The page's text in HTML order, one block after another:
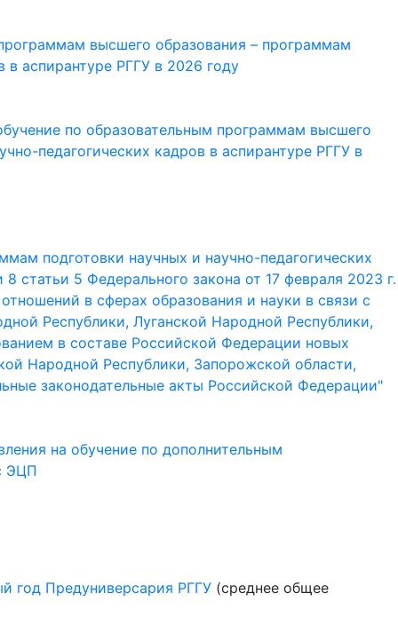
высшего образования – программам
в аспирантуре РГГУ в 2026 году
по образовательным программам высшего
педагогических кадров в аспирантуре РГГУ в
подготовки научных и научно-педагогических
статьи 5 Федерального закона от 17 февраля 2023 г.
в сферах образования и науки в связи с
Республики, Луганской Народной Республики,
в составе Российской Федерации новых
Народной Республики, Запорожской области,
законодательные акты Российской Федерации"
на обучение по дополнительным
ЭЦП
год Предуниверсария РГГУ (среднее общее